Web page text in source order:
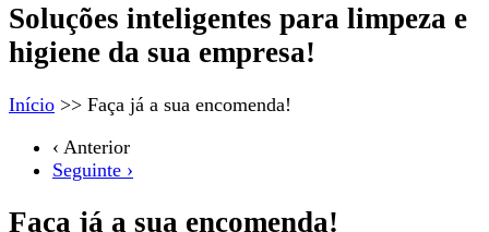
Borman
Soluções inteligentes para limpeza e
higiene da sua empresa!
Início >> Faça já a sua encomenda!
‹ Anterior
Seguinte ›
Faça já a sua encomenda!